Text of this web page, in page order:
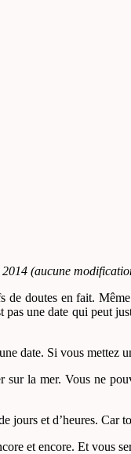
(aucune
doutes en fait.
une date qui peut
date. Si vous mettez
sur la mer. Vous ne
jours et d’heures. Car
et encore. Et vous